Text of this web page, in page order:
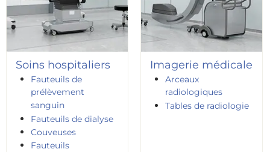
Soins hospitaliers
Fauteuils de
prélèvement
sanguin
Fauteuils de dialyse
Couveuses
Fauteuils
Imagerie médicale
Arceaux
radiologiques
Tables de radiologie